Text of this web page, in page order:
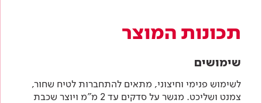
תכונות המוצר
שימושים
לשימוש פנימי וחיצוני, מתאים להתחברות לטיח שחור,
צמנט ושליכט. מגשר על סדקים עד 2 מ"מ ויוצר שכבת